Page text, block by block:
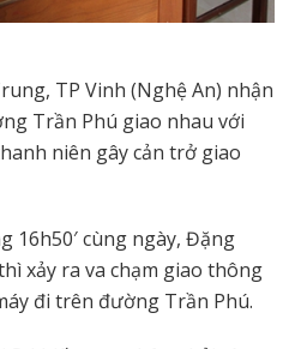
TP Vinh (Nghệ An) nhận
Trần Phú giao nhau với
niên gây cản trở giao
16h50′ cùng ngày, Đặng
xảy ra va chạm giao thông
đi trên đường Trần Phú.